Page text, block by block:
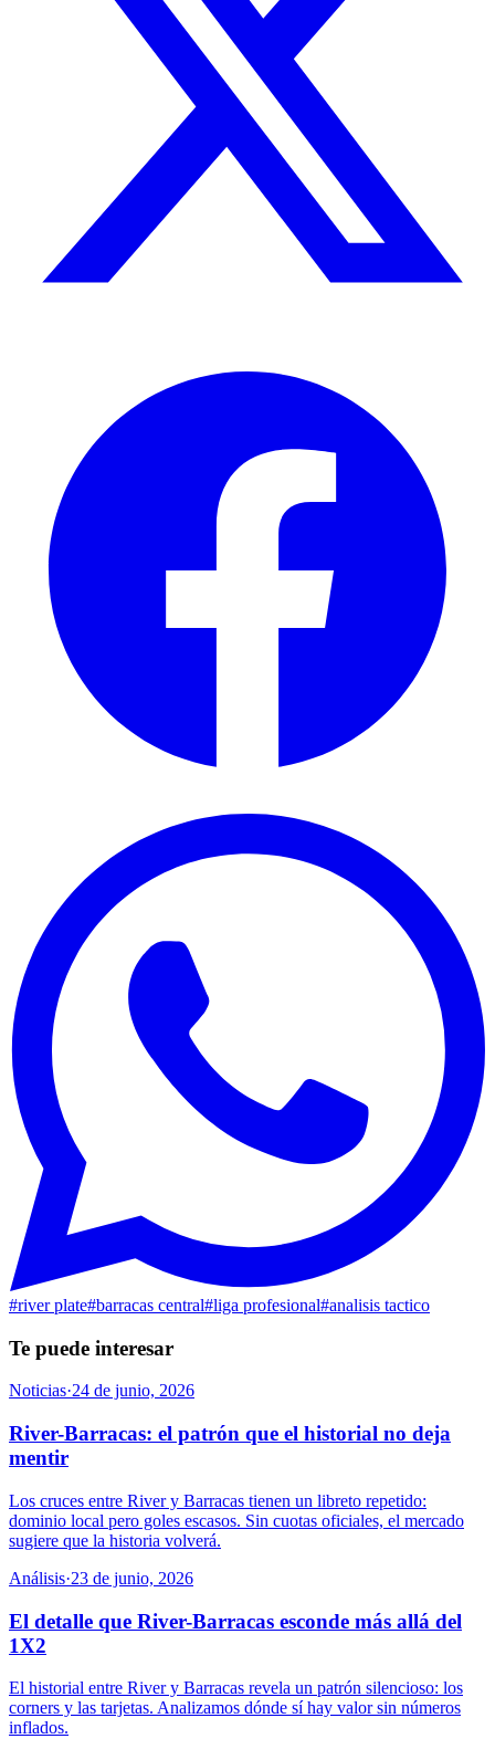
#river plate#barracas central#liga profesional#analisis tactico
Te puede interesar
Noticias·24 de junio, 2026
River-Barracas: el patrón que el historial no deja
mentir
Los cruces entre River y Barracas tienen un libreto repetido:
dominio local pero goles escasos. Sin cuotas oficiales, el mercado
sugiere que la historia volverá.
Análisis·23 de junio, 2026
El detalle que River-Barracas esconde más allá del
1X2
El historial entre River y Barracas revela un patrón silencioso: los
corners y las tarjetas. Analizamos dónde sí hay valor sin números
inflados.